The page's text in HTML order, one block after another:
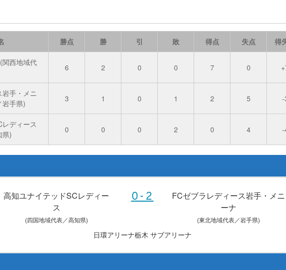
勝点 勝 引 敗 得点 失点 得
関西地域代
6 2 0 0 7 0
手・メニ
岩手県)
3 1 0 1 2 5 -
ディース
県)
0 0 0 2 0 4 -
高知ユナイテッドSCレディー
ス
(四国地域代表／高知県)
0-2
FCゼブラレディース岩手・メニ
ーナ
(東北地域代表／岩手県)
日環アリーナ栃木 サブアリーナ